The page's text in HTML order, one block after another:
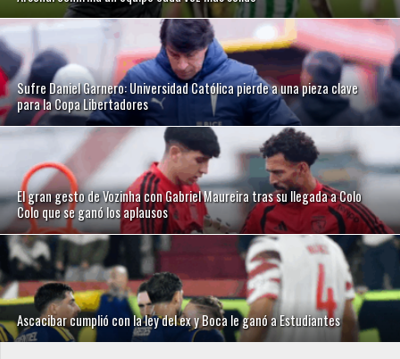
Sufre Daniel Garnero: Universidad Católica pierde a una pieza clave
para la Copa Libertadores
El gran gesto de Vozinha con Gabriel Maureira tras su llegada a Colo
Colo que se ganó los aplausos
Ascacibar cumplió con la ley del ex y Boca le ganó a Estudiantes